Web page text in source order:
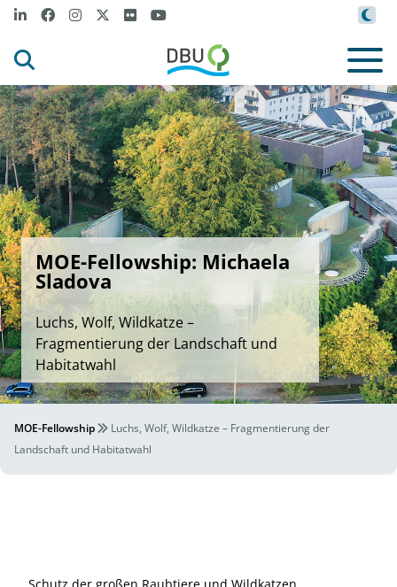
MOE-Fellowship: Michaela
Sladova
Luchs, Wolf, Wildkatze –
Fragmentierung der Landschaft und
Habitatwahl
MOE-Fellowship
Luchs, Wolf, Wildkatze – Fragmentierung der
Landschaft und Habitatwahl